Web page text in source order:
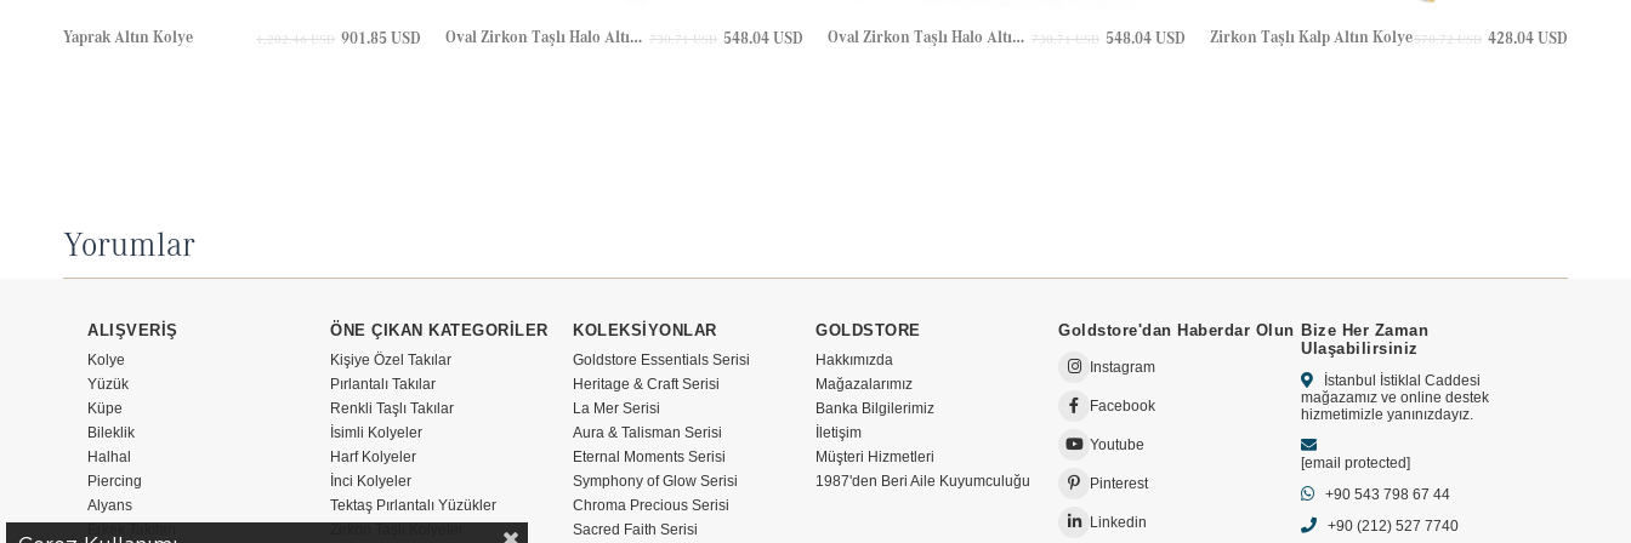
Yaprak Altın Kolye 901.85 USD
1,202.46 USD Oval Zirkon Taşlı Halo Altın Kolye 548.04 USD
730.71 USD Oval Zirkon Taşlı Halo Altın Kolye 548.04 USD
730.71 USD Zirkon Taşlı Kalp Altın Kolye 428.04 USD
570.72 USD
Yorumlar
ALIŞVERİŞ
Kolye
Yüzük
Küpe
Bileklik
Halhal
Piercing
Alyans
ÖNE ÇIKAN KATEGORİLER
Kişiye Özel Takılar
Pırlantalı Takılar
Renkli Taşlı Takılar
İsimli Kolyeler
Harf Kolyeler
İnci Kolyeler
Tektaş Pırlantalı Yüzükler
KOLEKSİYONLAR
Goldstore Essentials Serisi
Heritage & Craft Serisi
La Mer Serisi
Aura & Talisman Serisi
Eternal Moments Serisi
Symphony of Glow Serisi
Chroma Precious Serisi
Sacred Faith Serisi
GOLDSTORE
Hakkımızda
Mağazalarımız
Banka Bilgilerimiz
İletişim
Müşteri Hizmetleri
1987'den Beri Aile Kuyumculuğu
Goldstore'dan Haberdar Olun
Instagram
Facebook
Youtube
Pinterest
Linkedin
Bize Her Zaman
Ulaşabilirsiniz
İstanbul İstiklal Caddesi
mağazamız ve online destek
hizmetimizle yanınızdayız.
[email protected]
+90 543 798 67 44
+90 (212) 527 7740